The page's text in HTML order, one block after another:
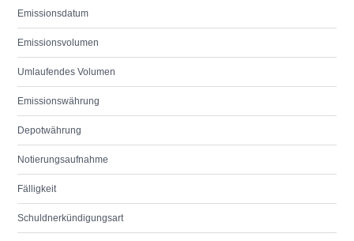
Emissionsdatum
Emissionsvolumen
Umlaufendes Volumen
Emissionswährung
Depotwährung
Notierungsaufnahme
Fälligkeit
Schuldnerkündigungsart